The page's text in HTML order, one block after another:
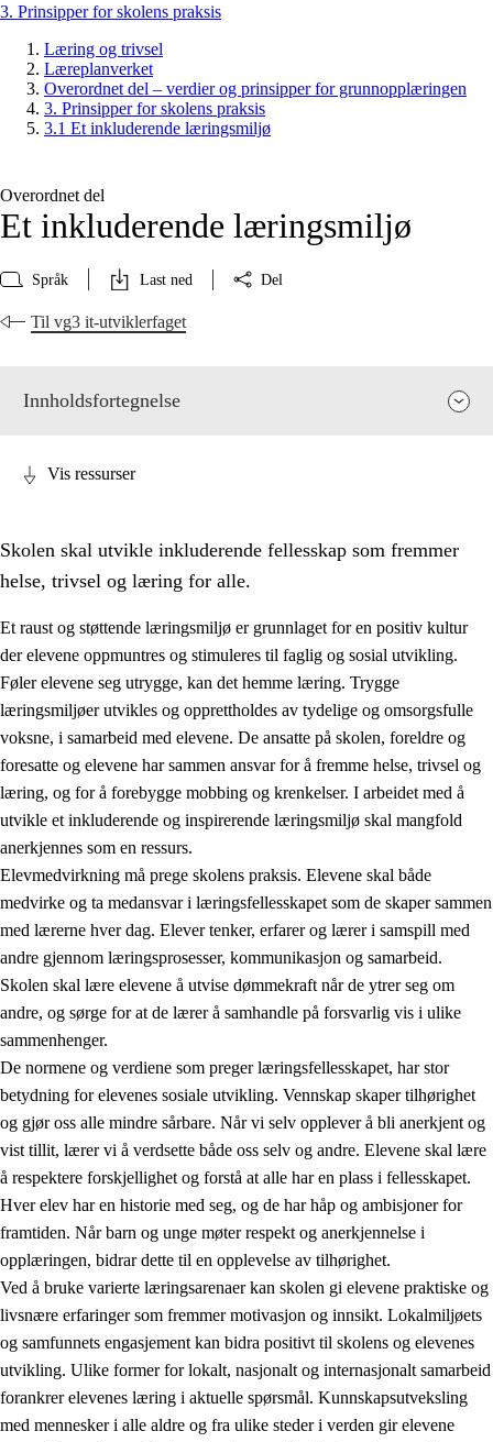
3. Prinsipper for skolens praksis
Læring og trivsel
Læreplanverket
Overordnet del – verdier og prinsipper for grunnopplæringen
3. Prinsipper for skolens praksis
3.1 Et inkluderende læringsmiljø
Overordnet del
Et inkluderende læringsmiljø
Språk Last ned Del
Til vg3 it-utviklerfaget
Innholdsfortegnelse
3. Prinsipper for skolens praksis
3.1 Et inkluderende læringsmiljø
3.2 Undervisning og tilpasset opplæring
3.3 Samarbeid mellom hjem og skole
3.4 Opplæring i lærebedrift og arbeidsliv
3.5 Profesjonsfellesskap og skoleutvikling
Vis ressurser
Skolen skal utvikle inkluderende fellesskap som fremmer
helse, trivsel og læring for alle.
Et raust og støttende læringsmiljø er grunnlaget for en positiv kultur
der elevene oppmuntres og stimuleres til faglig og sosial utvikling.
Føler elevene seg utrygge, kan det hemme læring. Trygge
læringsmiljøer utvikles og opprettholdes av tydelige og omsorgsfulle
voksne, i samarbeid med elevene. De ansatte på skolen, foreldre og
foresatte og elevene har sammen ansvar for å fremme helse, trivsel og
læring, og for å forebygge mobbing og krenkelser. I arbeidet med å
utvikle et inkluderende og inspirerende læringsmiljø skal mangfold
anerkjennes som en ressurs.
Elevmedvirkning må prege skolens praksis. Elevene skal både
medvirke og ta medansvar i læringsfellesskapet som de skaper sammen
med lærerne hver dag. Elever tenker, erfarer og lærer i samspill med
andre gjennom læringsprosesser, kommunikasjon og samarbeid.
Skolen skal lære elevene å utvise dømmekraft når de ytrer seg om
andre, og sørge for at de lærer å samhandle på forsvarlig vis i ulike
sammenhenger.
De normene og verdiene som preger læringsfellesskapet, har stor
betydning for elevenes sosiale utvikling. Vennskap skaper tilhørighet
og gjør oss alle mindre sårbare. Når vi selv opplever å bli anerkjent og
vist tillit, lærer vi å verdsette både oss selv og andre. Elevene skal lære
å respektere forskjellighet og forstå at alle har en plass i fellesskapet.
Hver elev har en historie med seg, og de har håp og ambisjoner for
framtiden. Når barn og unge møter respekt og anerkjennelse i
opplæringen, bidrar dette til en opplevelse av tilhørighet.
Ved å bruke varierte læringsarenaer kan skolen gi elevene praktiske og
livsnære erfaringer som fremmer motivasjon og innsikt. Lokalmiljøets
og samfunnets engasjement kan bidra positivt til skolens og elevenes
utvikling. Ulike former for lokalt, nasjonalt og internasjonalt samarbeid
forankrer elevenes læring i aktuelle spørsmål. Kunnskapsutveksling
med mennesker i alle aldre og fra ulike steder i verden gir elevene